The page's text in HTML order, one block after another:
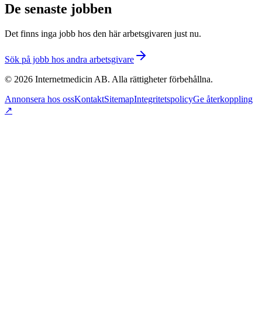
De senaste jobben
Det finns inga jobb hos den här arbetsgivaren just nu.
Sök på jobb hos andra arbetsgivare
© 2026 Internetmedicin AB. Alla rättigheter förbehållna.
Annonsera hos ossKontaktSitemapIntegritetspolicyGe återkoppling
↗